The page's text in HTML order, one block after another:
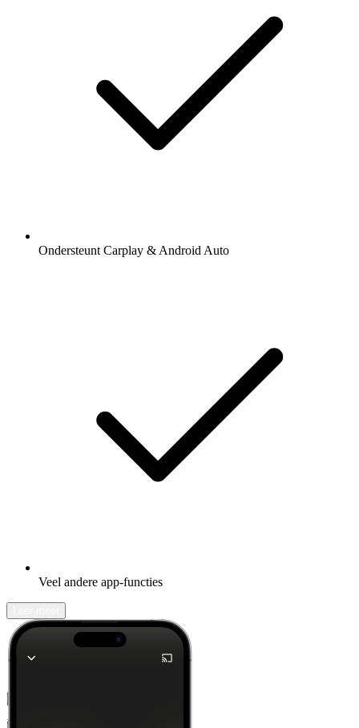
Ondersteunt Carplay & Android Auto
Veel andere app-functies